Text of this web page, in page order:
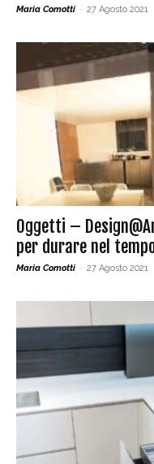
Maria Comotti - 27 Agosto 2021
Oggetti –
per durare nel
Maria Comotti - 27 Agosto 2021